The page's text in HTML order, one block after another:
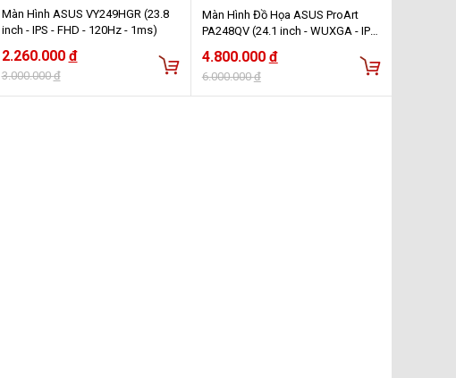
Màn Hình ASUS VY249HGR (23.8
inch - IPS - FHD - 120Hz - 1ms)
2.260.000 đ
3.000.000đ
Màn Hình Đồ Họa ASUS ProArt
PA248QV (24.1 inch - WUXGA - IPS
CalmanVERIFIED)
4.800.000 đ
6.000.000đ